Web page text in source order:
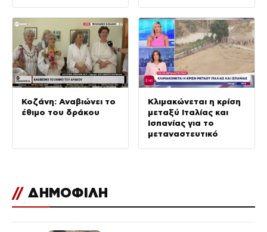
Κοζάνη: Αναβιώνει το
έθιμο του δράκου
Κλιμακώνεται η κρίση
μεταξύ Ιταλίας και
Ισπανίας για το
μεταναστευτικό
// ΔΗΜΟΦΙΛΗ